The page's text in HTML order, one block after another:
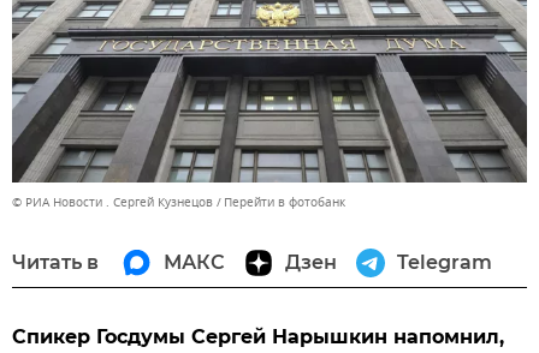
© РИА Новости . Сергей Кузнецов Перейти в фотобанк
Читать в МАКС Дзен Telegram
Спикер Госдумы Сергей Нарышкин напомнил,